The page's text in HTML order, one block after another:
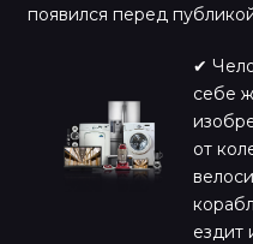
появился перед
✔
себе
от
ездит